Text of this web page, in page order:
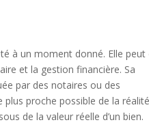
à un moment donné. Elle peut
et la gestion financière. Sa
par des notaires ou des
plus proche possible de la
de la valeur réelle d’un bien.